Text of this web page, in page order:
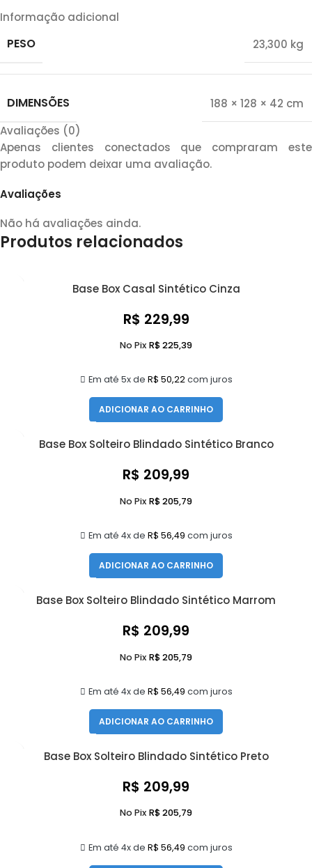
Informação adicional
PESO 23,300 kg
DIMENSÕES
188 × 128 × 42 cm
Avaliações (0)
Avaliações
Não há avaliações ainda.
Apenas clientes conectados que compraram este
produto podem deixar uma avaliação.
Produtos relacionados
Base Box Casal Sintético Cinza
R$ 229,99
Em até 5x de R$ 50,22com juros
No Pix R$225,39
ADICIONAR AO CARRINHO
Base Box Solteiro Blindado Sintético Branco
R$ 209,99
Em até 4x de R$ 56,49 com juros
No Pix R$205,79
ADICIONAR AO CARRINHO
Base Box Solteiro Blindado Sintético Marrom
R$ 209,99
Em até 4x de R$ 56,49 com juros
No Pix R$205,79
ADICIONAR AO CARRINHO
Base Box Solteiro Blindado Sintético Preto
R$ 209,99
Em até 4x de R$ 56,49 com juros
No Pix R$205,79